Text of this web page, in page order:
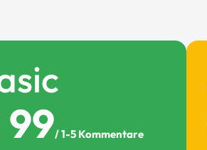
/ 1-5 Kommentare